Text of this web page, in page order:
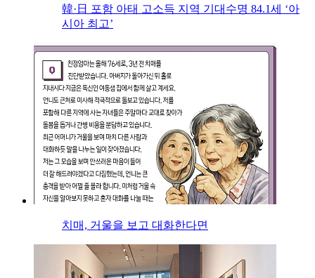
韓·日 포함 아태 고소득 지역 기대수명 84.1세 ‘아
시아 최고’
치매, 거울을 보고 대화한다면